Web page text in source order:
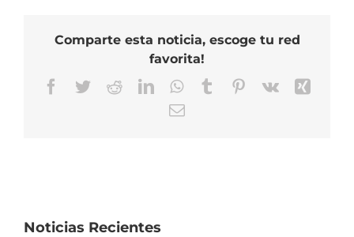
Comparte esta noticia, escoge tu red
favorita!
Facebook
TwitterRedditLinkedInWhatsApp
TumblrPinterest
Vk
Correo
Noticias Recientes